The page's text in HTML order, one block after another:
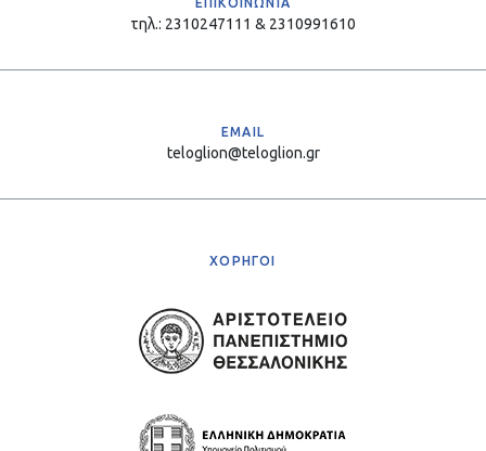
τηλ.: 2310247111 & 2310991610
EMAIL
teloglion@teloglion.gr
ΧΟΡΗΓΟΙ